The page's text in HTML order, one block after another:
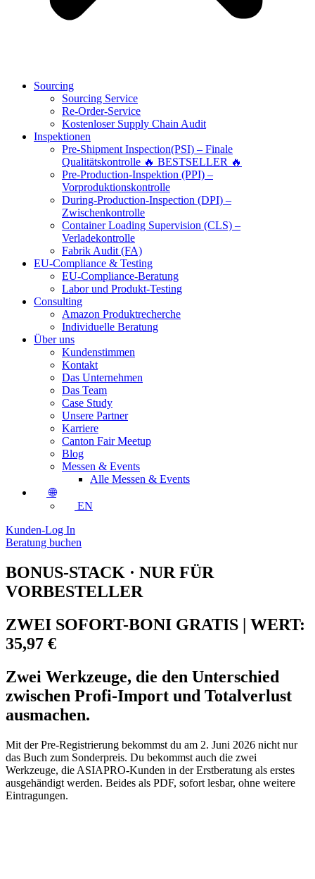
Sourcing
Sourcing Service
Re-Order-Service
Kostenloser Supply Chain Audit
Inspektionen
Pre-Shipment Inspection(PSI) – Finale
Qualitätskontrolle 🔥 BESTSELLER 🔥
Pre-Production-Inspektion (PPI) –
Vorproduktionskontrolle
During-Production-Inspection (DPI) –
Zwischenkontrolle
Container Loading Supervision (CLS) –
Verladekontrolle
Fabrik Audit (FA)
EU-Compliance & Testing
EU-Compliance-Beratung
Labor und Produkt-Testing
Consulting
Amazon Produktrecherche
Individuelle Beratung
Über uns
Kundenstimmen
Kontakt
Das Unternehmen
Das Team
Case Study
Unsere Partner
Karriere
Canton Fair Meetup
Blog
Messen & Events
Alle Messen & Events
🌐
EN
Kunden-Log In
Beratung buchen
BONUS-STACK · NUR FÜR
VORBESTELLER
ZWEI SOFORT-BONI GRATIS | WERT:
35,97 €
Zwei Werkzeuge, die den Unterschied
zwischen Profi-Import und Totalverlust
ausmachen.
Mit der Pre-Registrierung bekommst du am 2. Juni 2026 nicht nur
das Buch zum Sonderpreis. Du bekommst auch die zwei
Werkzeuge, die ASIAPRO-Kunden in der Erstberatung als erstes
ausgehändigt werden. Beides als PDF, sofort lesbar, ohne weitere
Eintragungen.